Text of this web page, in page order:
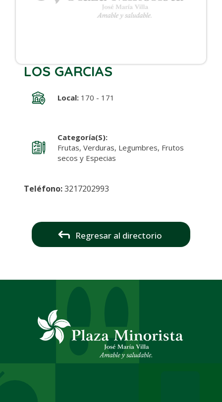
LOS GARCIAS
Local:170 - 171
Categoría(s):
Frutas, Verduras, Legumbres, Frutos
secos y Especias
Teléfono:3217202993
Regresar al directorio